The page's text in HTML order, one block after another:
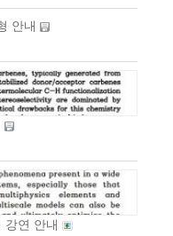
안내
강연 안내